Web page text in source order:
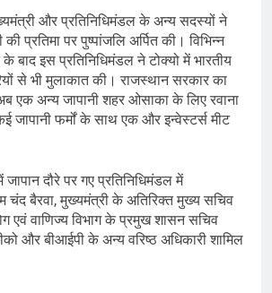
और प्रतिनिधिमंडल के अन्य सदस्यों ने
की प्रतिमा पर पुष्पांजलि अर्पित की। विभिन्न
बाद इस प्रतिनिधिमंडल ने टोक्यो में भारतीय
से भी मुलाकात की। राजस्थान सरकार का
एक अन्य जापानी शहर ओसाका के लिए रवाना
जापानी फर्मों के साथ एक और इन्वेस्टर्स मीट
दौरे पर गए प्रतिनिधिमंडल में
चंद बैरवा, मुख्यमंत्री के अतिरिक्त मुख्य सचिव
एवं वाणिज्य विभाग के प्रमुख शासन सचिव
और बीआईपी के अन्य वरिष्ठ अधिकारी शामिल